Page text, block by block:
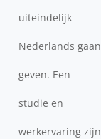
uiteindelijk
Nederlands gaan
geven. Een
studie en
werkervaring zijn